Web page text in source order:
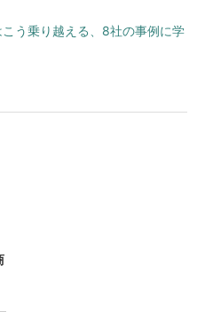
う乗り越える、8社の事例に学